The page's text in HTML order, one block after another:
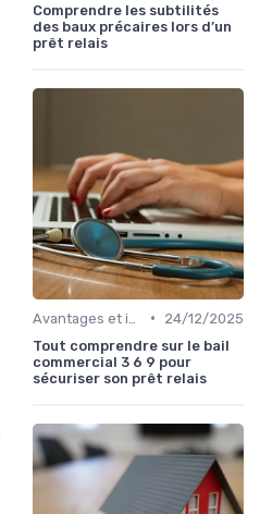
Comprendre les subtilités
des baux précaires lors d’un
prêt relais
•
24/12/2025
Tout comprendre sur le bail
commercial 3 6 9 pour
sécuriser son prêt relais